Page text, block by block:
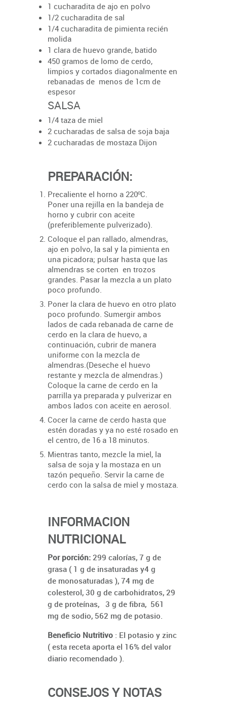
1 cucharadita de ajo en polvo
1/2 cucharadita de sal
1/4 cucharadita de pimienta recién
molida
1 clara de huevo grande, batido
450 gramos de lomo de cerdo,
limpios y cortados diagonalmente en
rebanadas de menos de 1cm de
espesor
SALSA
1/4 taza de miel
2 cucharadas de salsa de soja baja
2 cucharadas de mostaza Dijon
PREPARACIÓN:
Precaliente el horno a 220ºC.
Poner una rejilla en la bandeja de
horno y cubrir con aceite
(preferiblemente pulverizado).
Coloque el pan rallado, almendras,
ajo en polvo, la sal y la pimienta en
una picadora; pulsar hasta que las
almendras se corten en trozos
grandes. Pasar la mezcla a un plato
poco profundo.
Poner la clara de huevo en otro plato
poco profundo. Sumergir ambos
lados de cada rebanada de carne de
cerdo en la clara de huevo, a
continuación, cubrir de manera
uniforme con la mezcla de
almendras.(Deseche el huevo
restante y mezcla de almendras.)
Coloque la carne de cerdo en la
parrilla ya preparada y pulverizar en
ambos lados con aceite en aerosol.
Cocer la carne de cerdo hasta que
estén doradas y ya no esté rosado en
el centro, de 16 a 18 minutos.
Mientras tanto, mezcle la miel, la
salsa de soja y la mostaza en un
tazón pequeño. Servir la carne de
cerdo con la salsa de miel y mostaza.
INFORMACION
NUTRICIONAL
Por porción: 299 calorías, 7 g de
grasa ( 1 g de insaturadas y4 g
de monosaturadas ), 74 mg de
colesterol, 30 g de carbohidratos, 29
g de proteínas, 3 g de fibra, 561
mg de sodio, 562 mg de potasio.
Beneficio Nutritivo : El potasio y zinc
( esta receta aporta el 16% del valor
diario recomendado ).
CONSEJOS Y NOTAS